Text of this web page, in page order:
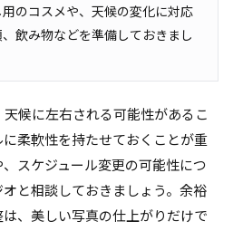
用のコスメや、天候の変化に対応
飲み物などを準備しておきまし
候に左右される可能性があるこ
柔軟性を持たせておくことが重
スケジュール変更の可能性につ
と相談しておきましょう。余裕
、美しい写真の仕上がりだけで